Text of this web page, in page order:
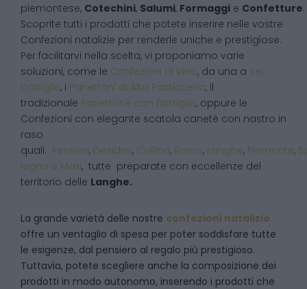
piemontese, Cotechini, Salumi, Formaggi e Confetture.
Scoprite tutti i prodotti che potete inserire nelle vostre
Confezioni natalizie per renderle uniche e prestigiose.
Per facilitarvi nella scelta, vi proponiamo varie
soluzioni, come le Confezioni di Vino, da una a sei
bottiglie, i Panettoni di Alta Pasticceria, il
tradizionale Panettone con Bottiglia, oppure le
Confezioni con elegante scatola canetè con nastro in
raso
quali: Pensieri, Desideri, Collina, Roero, Langhe, Piemonte,
legno e Maxi, tutte preparate con eccellenze del
territorio delle Langhe.
La grande varietà delle nostre confezioni natalizie
offre un ventaglio di spesa per poter soddisfare tutte
le esigenze, dal pensiero al regalo più prestigioso.
Tuttavia, potete scegliere anche la composizione dei
prodotti in modo autonomo, inserendo i prodotti che